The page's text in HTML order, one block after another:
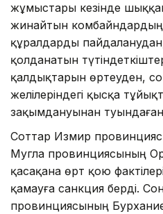
жұмыстары кезінде
жинайтын комбайндардың
құралдарды
қолданатын
қалдықтарын өртеуден,
желілеріндегі қысқа
зақымдануынан
Соттар Измир
Мугла провинциясының
қасақана өрт қою
қамауға санкция берді.
провинциясының